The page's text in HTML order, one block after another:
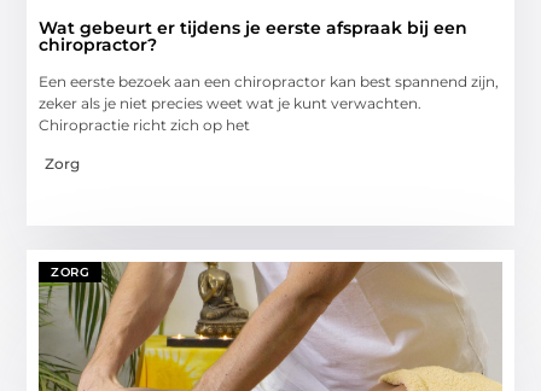
Wat gebeurt er tijdens je eerste afspraak bij een
chiropractor?
Een eerste bezoek aan een chiropractor kan best spannend zijn,
zeker als je niet precies weet wat je kunt verwachten.
Chiropractie richt zich op het
Zorg
ZORG